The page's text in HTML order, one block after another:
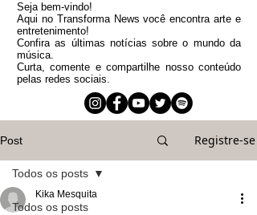
Seja bem-vindo!
Aqui no Transforma News você encontra arte e
entretenimento!
Confira as últimas notícias sobre o mundo da
música.
Curta, comente e compartilhe nosso conteúdo
pelas redes sociais.
Post Registre-se
Todos os posts
Todos os posts
Kika Mesquita